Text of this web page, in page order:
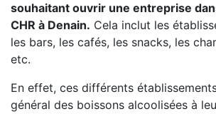
souhaitant ouvrir une entreprise
CHR à Denain. Cela inclut les
les bars, les cafés, les snacks, les
etc.
En effet, ces différents
général des boissons alcoolisées à